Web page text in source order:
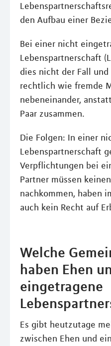
den Aufbau einer
Bei einer nicht
Lebenspartnerschaft
dies nicht der Fall
rechtlich wie fremde
nebeneinander,
Paar zusammen.
Die Folgen: In einer
Lebenspartnerschaft
Verpflichtungen bei
Partner müssen
nachkommen, haben
auch kein Recht auf
Welche
haben Ehen
eingetragene
Es gibt heutzutage
zwischen Ehen und